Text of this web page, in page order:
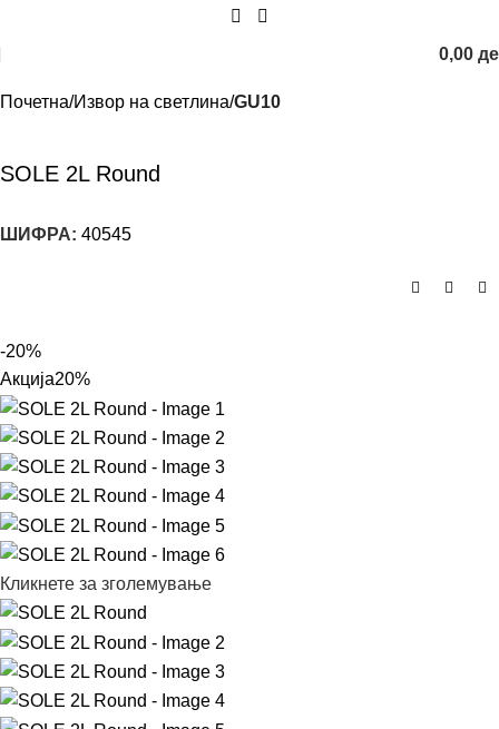
0,00
Почетна Извор на светлина GU10
SOLE 2L Round
ШИФРА: 40545
-20%
Акција20%
Кликнете за зголемување